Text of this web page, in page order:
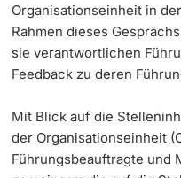
Organisationseinheit in
Rahmen dieses
sie verantwortlichen
Feedback zu deren
Mit Blick auf die
der Organisationseinheit
Führungsbeauftragte und